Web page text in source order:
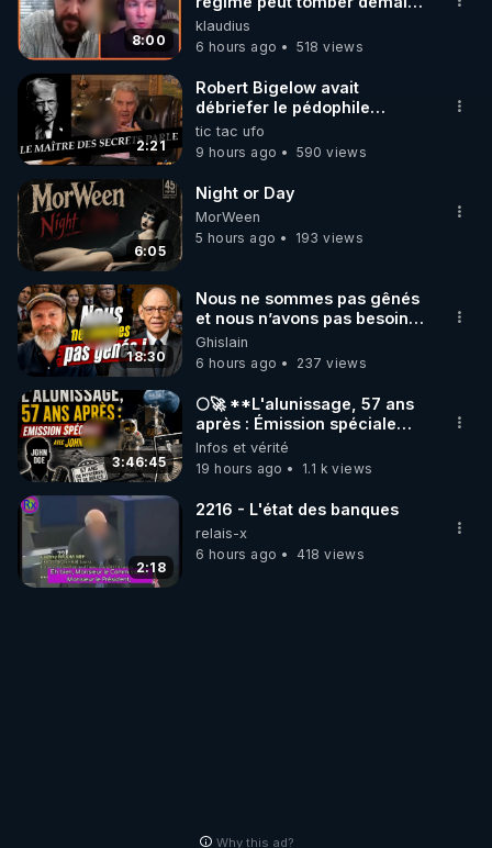
Rendez-vous sur http://rgnr.li/lechoubrave
code : REGENERE10
▶ 30 jours gratuit sur l’application de méditation et
de bien-être ENVOL :
Rendez-vous sur https://www.envol.app/code
le code : REGENERE
8:00
»
klaudius
6 hours ago
518 views
2:21
Robert Bigelow avait
débriefer le pédophile
génocidaire de donald j
trump
tic tac ufo
9 hours ago
590 views
6:05
Night or Day
MorWeen
5 hours ago
193 views
18:30
Nous ne sommes pas gênés
et nous n’avons pas besoin
de nous excuser ! #jw
#jehovah #collegecentral
Ghislain
6 hours ago
237 views
3:46:45
🌕🚀 **L'alunissage, 57 ans
après : Émission spéciale
avec John Doe !** 👨 🚀✨
Infos et vérité
19 hours ago
1.1 k views
2:18
2216 - L'état des banques
relais-x
6 hours ago
418 views
Why this ad?